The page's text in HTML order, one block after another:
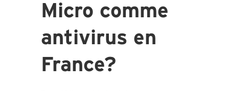
Micro comme
antivirus en
France?